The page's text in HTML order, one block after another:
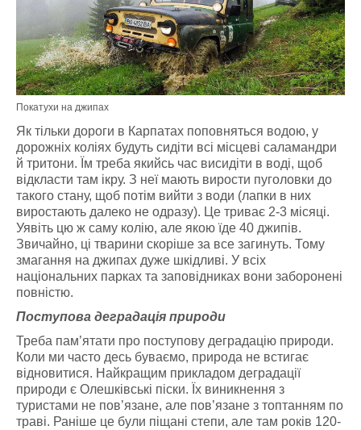
Покатухи на джипах
Як тільки дороги в Карпатах поповняться водою, у
дорожніх коліях будуть сидіти всі місцеві саламандри
й тритони. Їм треба якийсь час висидіти в воді, щоб
відкласти там ікру. З неї мають вирости пуголовки до
такого стану, щоб потім вийти з води (лапки в них
виростають далеко не одразу). Це триває 2-3 місяці.
Уявіть цю ж саму колію, але якою їде 40 джипів.
Звичайно, ці тварини скоріше за все загинуть. Тому
змагання на джипах дуже шкідливі. У всіх
національних парках та заповідниках вони заборонені
повністю.
Поступова деградація природи
Треба пам’ятати про поступову деградацію природи.
Коли ми часто десь буваємо, природа не встигає
відновитися. Найкращим прикладом деградації
природи є Олешківські піски. Їх виникнення з
туристами не пов’язане, але пов’язане з топтанням по
траві. Раніше це були піщані степи, але там років 120-